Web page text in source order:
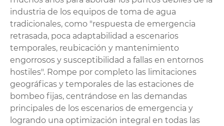
industria de los equipos de toma de agua
tradicionales, como "respuesta de emergencia
retrasada, poca adaptabilidad a escenarios
temporales, reubicación y mantenimiento
engorrosos y susceptibilidad a fallas en entornos
hostiles". Rompe por completo las limitaciones
geográficas y temporales de las estaciones de
bombeo fijas, centrándose en las demandas
principales de los escenarios de emergencia y
logrando una optimización integral en todas las